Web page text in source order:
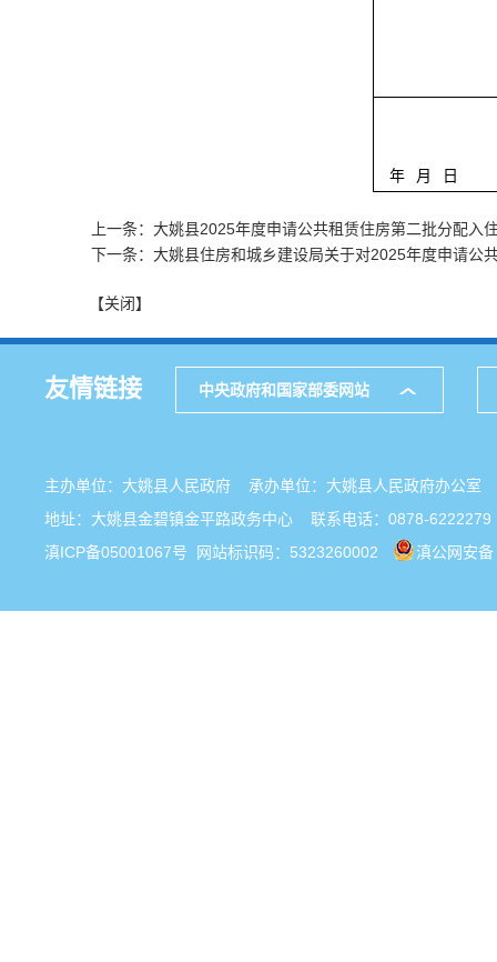
年 月 日
上一条：大姚县2025年度申请公共租赁住房第二批分配入
下一条：大姚县住房和城乡建设局关于对2025年度申请公
【关闭】
友情链接 中央政府和国家部委网站
主办单位：大姚县人民政府 承办单位：大姚县人民政府办公
地址：大姚县金碧镇金平路政务中心 联系电话：0878-6222279
滇ICP备05001067号 网站标识码：5323260002 滇公网安